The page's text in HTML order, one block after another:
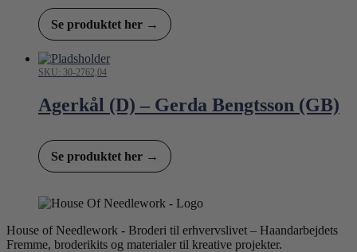
Se produktet her →
SKU: 30-2762,04
Agerkål (D) – Gerda Bengtsson (GB)
Se produktet her →
House of Needlework - Broderi til erhvervslivet – Haandarbejdets
Fremme, broderikits og materialer til kreative projekter.